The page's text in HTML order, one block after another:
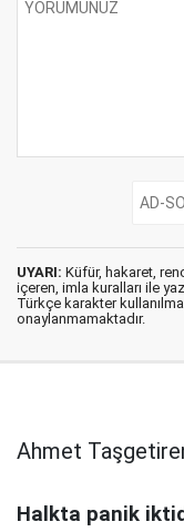
UYARI: Küfür, hakaret,
içeren, imla kuralları ile
Türkçe karakter
onaylanmamaktadır.
Ahmet
Halkta panik